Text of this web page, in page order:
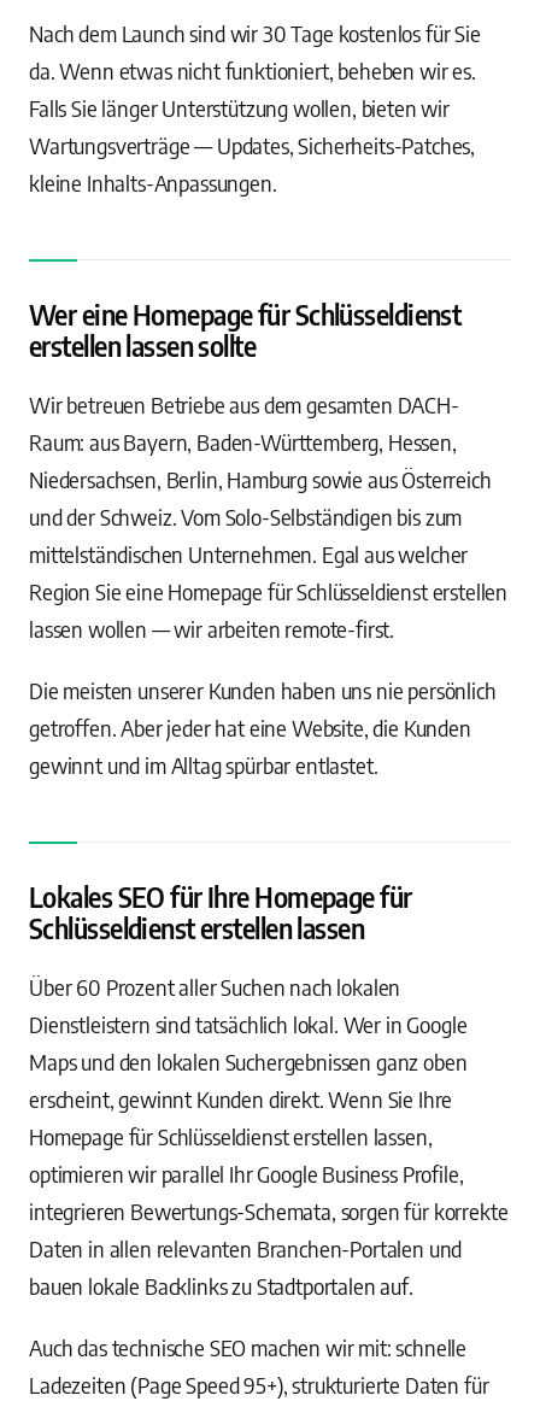
Nach dem Launch sind wir 30 Tage kostenlos für Sie
da. Wenn etwas nicht funktioniert, beheben wir es.
Falls Sie länger Unterstützung wollen, bieten wir
Wartungsverträge — Updates, Sicherheits-Patches,
kleine Inhalts-Anpassungen.
Wer eine Homepage für Schlüsseldienst
erstellen lassen sollte
Wir betreuen Betriebe aus dem gesamten DACH-
Raum: aus Bayern, Baden-Württemberg, Hessen,
Niedersachsen, Berlin, Hamburg sowie aus Österreich
und der Schweiz. Vom Solo-Selbständigen bis zum
mittelständischen Unternehmen. Egal aus welcher
Region Sie eine Homepage für Schlüsseldienst erstellen
lassen wollen — wir arbeiten remote-first.
Die meisten unserer Kunden haben uns nie persönlich
getroffen. Aber jeder hat eine Website, die Kunden
gewinnt und im Alltag spürbar entlastet.
Lokales SEO für Ihre Homepage für
Schlüsseldienst erstellen lassen
Über 60 Prozent aller Suchen nach lokalen
Dienstleistern sind tatsächlich lokal. Wer in Google
Maps und den lokalen Suchergebnissen ganz oben
erscheint, gewinnt Kunden direkt. Wenn Sie Ihre
Homepage für Schlüsseldienst erstellen lassen,
optimieren wir parallel Ihr Google Business Profile,
integrieren Bewertungs-Schemata, sorgen für korrekte
Daten in allen relevanten Branchen-Portalen und
bauen lokale Backlinks zu Stadtportalen auf.
Auch das technische SEO machen wir mit: schnelle
Ladezeiten (Page Speed 95+), strukturierte Daten für